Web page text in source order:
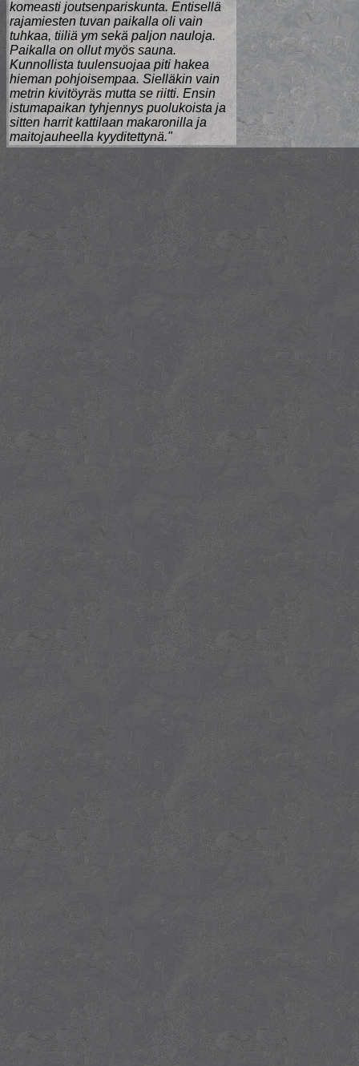
komeasti joutsenpariskunta. Entisellä
rajamiesten tuvan paikalla oli vain
tuhkaa, tiiliä ym sekä paljon nauloja.
Paikalla on ollut myös sauna.
Kunnollista tuulensuojaa piti hakea
hieman pohjoisempaa. Sielläkin vain
metrin kivitöyräs mutta se riitti. Ensin
istumapaikan tyhjennys puolukoista ja
sitten harrit kattilaan makaronilla ja
maitojauheella kyyditettynä."